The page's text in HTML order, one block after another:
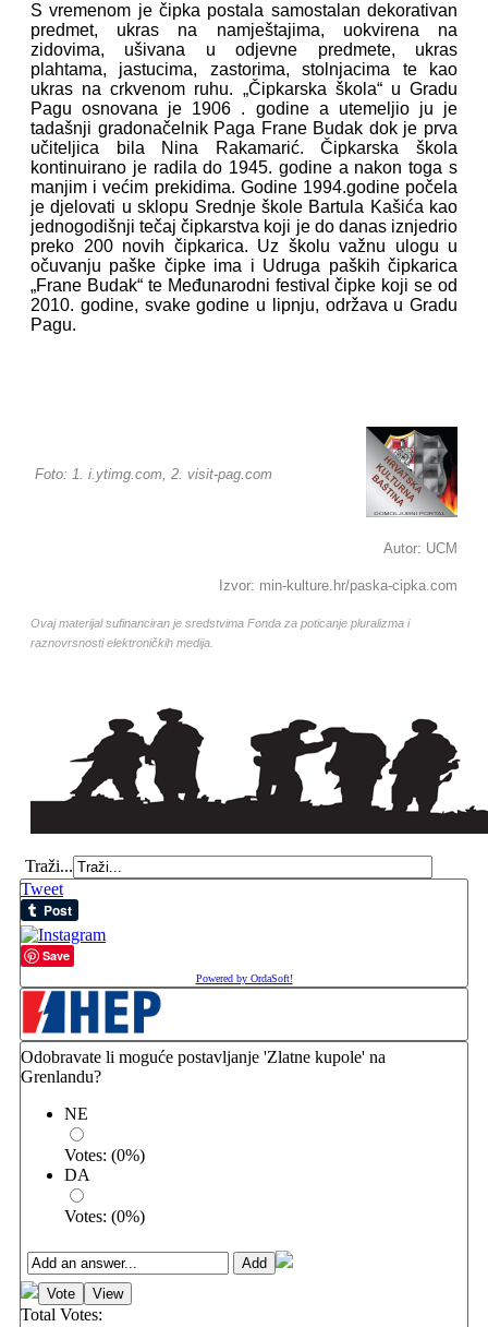
S vremenom je čipka postala samostalan dekorativan
predmet, ukras na namještajima, uokvirena na
zidovima, ušivana u odjevne predmete, ukras
plahtama, jastucima, zastorima, stolnjacima te kao
ukras na crkvenom ruhu. „Čipkarska škola“ u Gradu
Pagu osnovana je 1906 . godine a utemeljio ju je
tadašnji gradonačelnik Paga Frane Budak dok je prva
učiteljica bila Nina Rakamarić. Čipkarska škola
kontinuirano je radila do 1945. godine a nakon toga s
manjim i većim prekidima. Godine 1994.godine počela
je djelovati u sklopu Srednje škole Bartula Kašića kao
jednogodišnji tečaj čipkarstva koji je do danas iznjedrio
preko 200 novih čipkarica. Uz školu važnu ulogu u
očuvanju paške čipke ima i Udruga paških čipkarica
„Frane Budak“ te Međunarodni festival čipke koji se od
2010. godine, svake godine u lipnju, održava u Gradu
Pagu.
Foto: 1. i.ytimg.com, 2. visit-pag.com
Autor: UCM
Izvor: min-kulture.hr/paska-cipka.com
Ovaj materijal sufinanciran je sredstvima Fonda za poticanje pluralizma i
raznovrsnosti elektroničkih medija.
Traži...
Tweet
Save
Powered by OrdaSoft!
Odobravate li moguće postavljanje 'Zlatne kupole' na
Grenlandu?
NE
Votes: (0%)
DA
Votes: (0%)
Total Votes: